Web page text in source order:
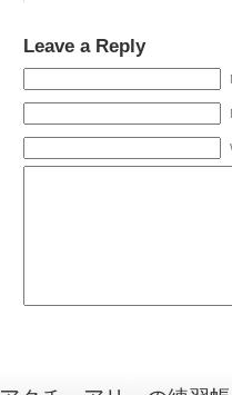
Leave a Reply